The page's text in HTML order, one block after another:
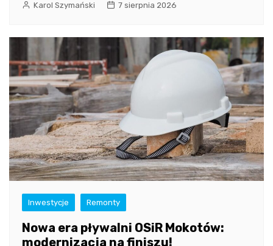
Karol Szymański 7 sierpnia 2026
Inwestycje Remonty
Nowa era pływalni OSiR Mokotów:
modernizacja na finiszu!